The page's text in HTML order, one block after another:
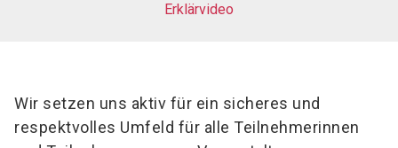
Erklärvideo
Wir setzen uns aktiv für ein sicheres und
respektvolles Umfeld für alle Teilnehmerinnen